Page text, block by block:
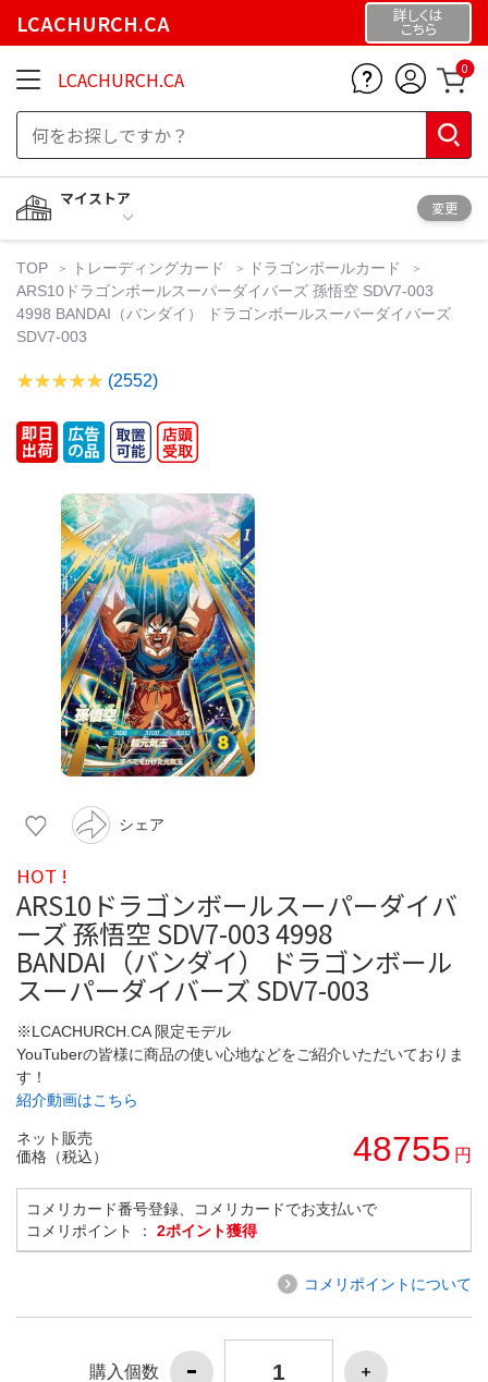
LCACHURCH.CA 詳しくは
こちら
LCACHURCH.CA 0
マイストア
変更
TOP トレーディングカード
ドラゴンボールカード
ARS10ドラゴンボールスーパーダイバーズ 孫悟空 SDV7-003
4998 BANDAI（バンダイ） ドラゴンボールスーパーダイバーズ
SDV7-003
(2552)
シェア
HOT !
ARS10ドラゴンボールスーパーダイバ
ーズ 孫悟空 SDV7-003 4998
BANDAI（バンダイ） ドラゴンボール
スーパーダイバーズ SDV7-003
※LCACHURCH.CA 限定モデル
YouTuberの皆様に商品の使い心地などをご紹介いただいておりま
す！
紹介動画はこちら
ネット販売
価格（税込）
48755 円
コメリカード番号登録、コメリカードでお支払いで
コメリポイント ： 2ポイント獲得
コメリポイントについて
購入個数